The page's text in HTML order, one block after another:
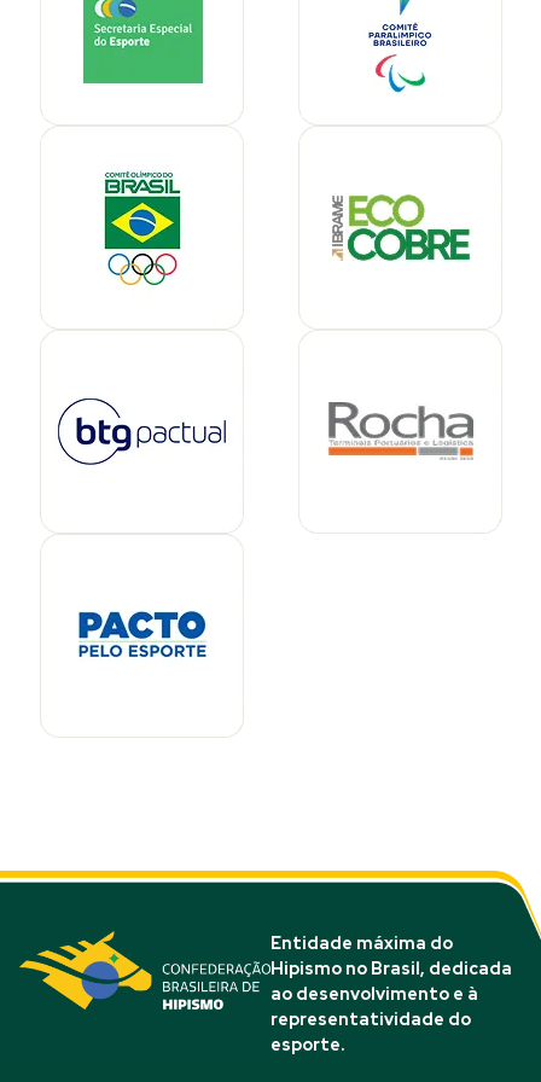
Entidade máxima do
Hipismo no Brasil, dedicada
ao desenvolvimento e à
representatividade do
esporte.